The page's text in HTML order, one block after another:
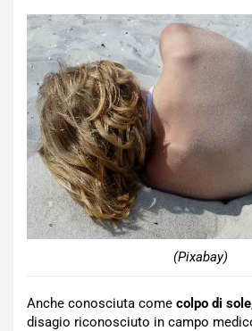
(Pixabay)
Anche conosciuta come colpo di sole
disagio riconosciuto in campo